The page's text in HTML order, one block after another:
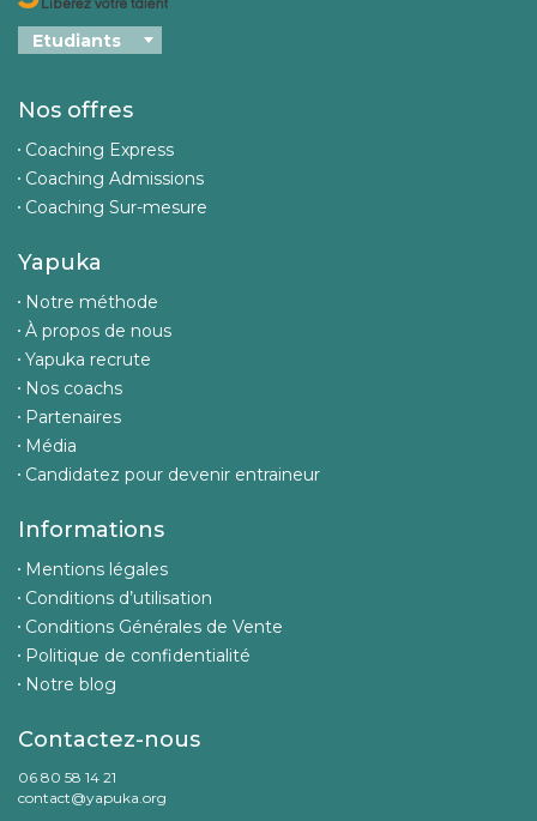
Nos offres
Coaching Express
Coaching Admissions
Coaching Sur-mesure
Yapuka
Notre méthode
À propos de nous
Yapuka recrute
Nos coachs
Partenaires
Média
Candidatez pour devenir entraineur
Informations
Mentions légales
Conditions d’utilisation
Conditions Générales de Vente
Politique de confidentialité
Notre blog
Contactez-nous
06 80 58 14 21
contact@yapuka.org